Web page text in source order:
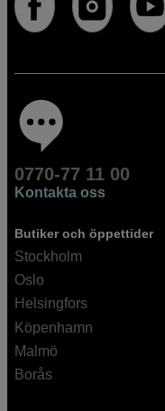
0770-77 11 00
Kontakta oss
Butiker och öppettider
Stockholm
Oslo
Helsingfors
Köpenhamn
Malmö
Borås